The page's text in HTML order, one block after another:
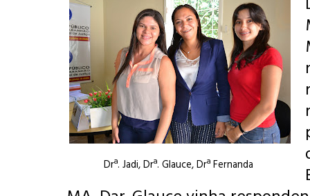
Drª. Jadi, Drª. Glauce, Drª Fernanda